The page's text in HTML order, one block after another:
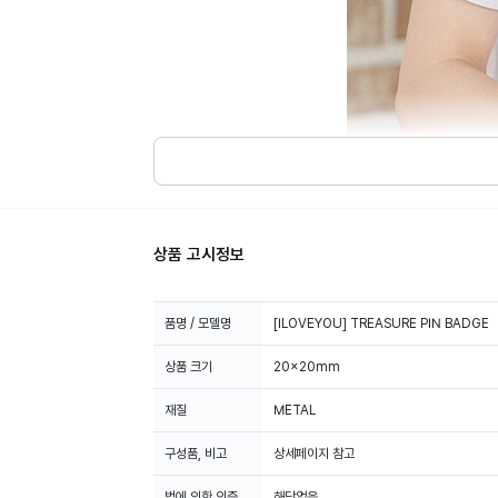
상품 고시정보
품명 / 모델명 [ILOVEYOU] TREASURE PIN BADGE
상품 크기 20x20mm
재질 METAL
구성품, 비고 상세페이지 참고